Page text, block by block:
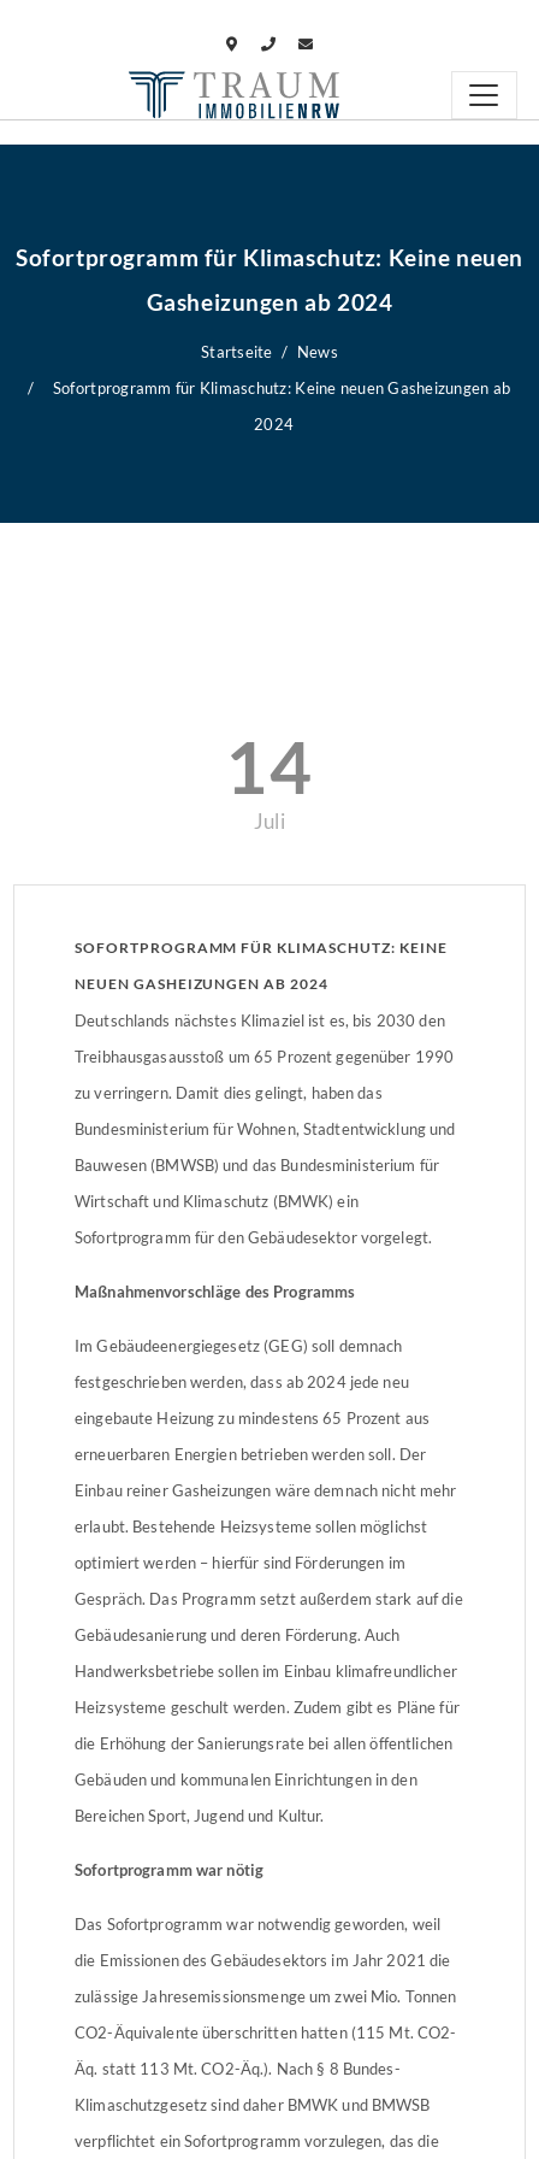
Sofortprogramm für Klimaschutz: Keine neuen
Gasheizungen ab 2024
Startseite
News
Sofortprogramm für Klimaschutz: Keine neuen Gasheizungen ab
2024
14
Juli
SOFORTPROGRAMM FÜR KLIMASCHUTZ: KEINE
NEUEN GASHEIZUNGEN AB 2024
Deutschlands nächstes Klimaziel ist es, bis 2030 den
Treibhausgasausstoß um 65 Prozent gegenüber 1990
zu verringern. Damit dies gelingt, haben das
Bundesministerium für Wohnen, Stadtentwicklung und
Bauwesen (BMWSB) und das Bundesministerium für
Wirtschaft und Klimaschutz (BMWK) ein
Sofortprogramm für den Gebäudesektor vorgelegt.
Maßnahmenvorschläge des Programms
Im Gebäudeenergiegesetz (GEG) soll demnach
festgeschrieben werden, dass ab 2024 jede neu
eingebaute Heizung zu mindestens 65 Prozent aus
erneuerbaren Energien betrieben werden soll. Der
Einbau reiner Gasheizungen wäre demnach nicht mehr
erlaubt. Bestehende Heizsysteme sollen möglichst
optimiert werden – hierfür sind Förderungen im
Gespräch. Das Programm setzt außerdem stark auf die
Gebäudesanierung und deren Förderung. Auch
Handwerksbetriebe sollen im Einbau klimafreundlicher
Heizsysteme geschult werden. Zudem gibt es Pläne für
die Erhöhung der Sanierungsrate bei allen öffentlichen
Gebäuden und kommunalen Einrichtungen in den
Bereichen Sport, Jugend und Kultur.
Sofortprogramm war nötig
Das Sofortprogramm war notwendig geworden, weil
die Emissionen des Gebäudesektors im Jahr 2021 die
zulässige Jahresemissionsmenge um zwei Mio. Tonnen
CO2-Äquivalente überschritten hatten (115 Mt. CO2-
Äq. statt 113 Mt. CO2-Äq.). Nach § 8 Bundes-
Klimaschutzgesetz sind daher BMWK und BMWSB
verpflichtet ein Sofortprogramm vorzulegen, das die